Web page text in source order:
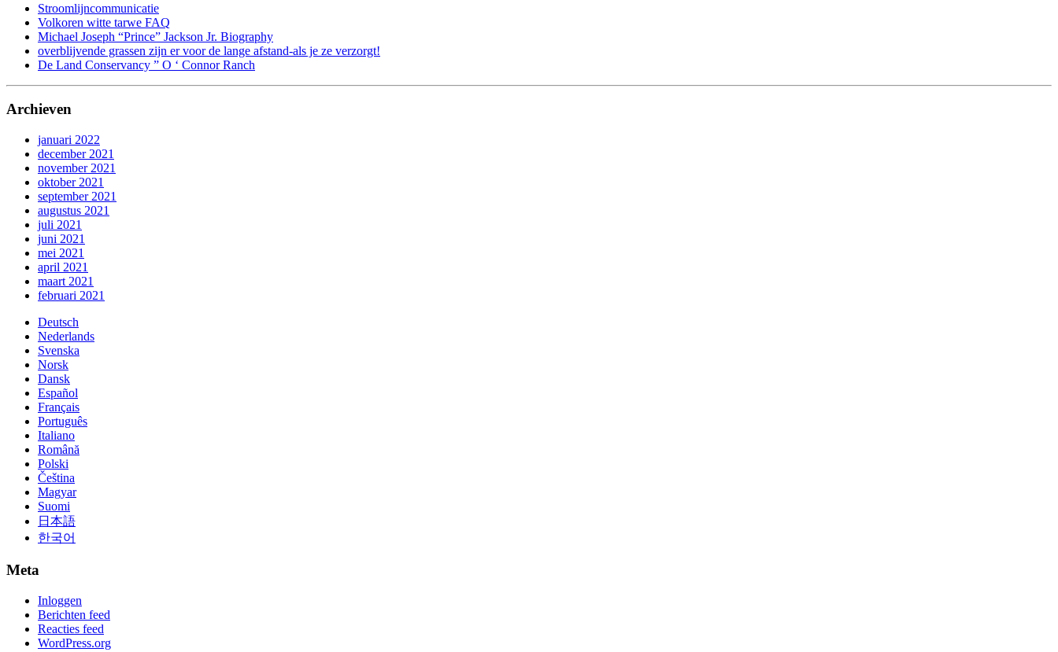
Stroomlijncommunicatie
Volkoren witte tarwe FAQ
Michael Joseph “Prince” Jackson Jr. Biography
overblijvende grassen zijn er voor de lange afstand-als je ze verzorgt!
De Land Conservancy ” O ‘ Connor Ranch
Archieven
januari 2022
december 2021
november 2021
oktober 2021
september 2021
augustus 2021
juli 2021
juni 2021
mei 2021
april 2021
maart 2021
februari 2021
Deutsch
Nederlands
Svenska
Norsk
Dansk
Español
Français
Português
Italiano
Română
Polski
Čeština
Magyar
Suomi
日本語
한국어
Meta
Inloggen
Berichten feed
Reacties feed
WordPress.org